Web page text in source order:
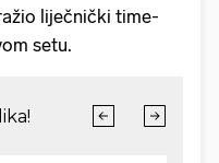
liječnički time-
setu.